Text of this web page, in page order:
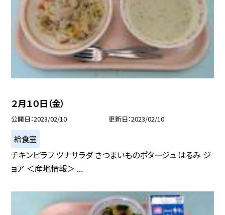
２月１０日（金）
公開日 2023/02/10 更新日 2023/02/10
給食室
チキンピラフ ツナサラダ さつまいものポタージュ はるみ ジ
ョア ＜産地情報＞ ...